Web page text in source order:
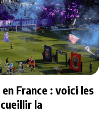
France : voici les
la